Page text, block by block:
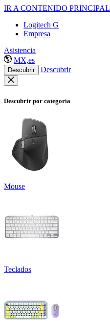
IR A CONTENIDO PRINCIPAL
Logitech G
Empresa
Asistencia
MX,es
Descubrir Descubrir
Descubrir por categoría
Mouse
Teclados